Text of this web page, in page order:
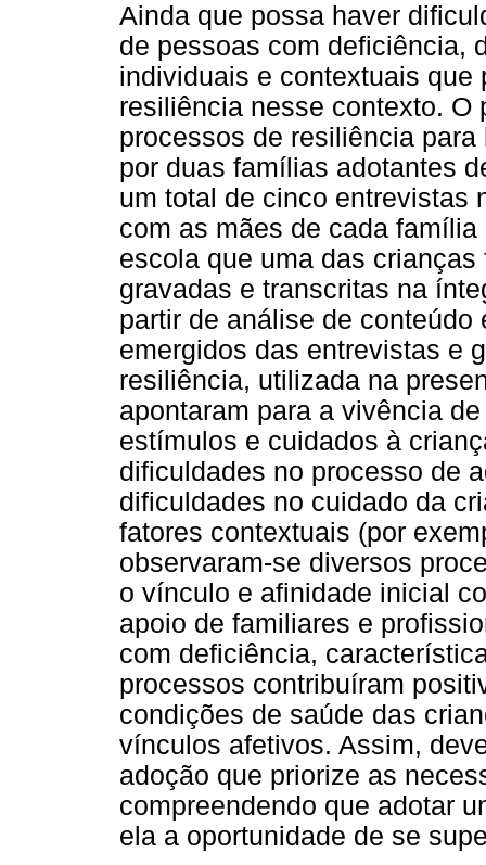
Ainda que possa haver
de pessoas com deficiência,
individuais e contextuais
resiliência nesse contexto. O
processos de resiliência
por duas famílias adotantes
um total de cinco entrevistas
com as mães de cada
escola que uma das
gravadas e transcritas na
partir de análise de
emergidos das entrevistas e
resiliência, utilizada na
apontaram para a vivência
estímulos e cuidados à
dificuldades no processo de
dificuldades no cuidado da
fatores contextuais (por
observaram-se diversos
o vínculo e afinidade inicial
apoio de familiares e
com deficiência,
processos contribuíram
condições de saúde das
vínculos afetivos. Assim,
adoção que priorize as
compreendendo que adotar
ela a oportunidade de se